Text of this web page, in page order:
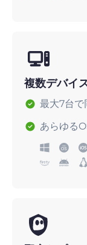
複数デバイ
最大7台
あらゆる